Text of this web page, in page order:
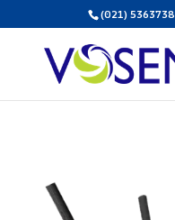
(021) 5363738